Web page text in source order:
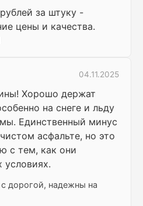
за штуку -
цены и качества.
04.11.2025
Хорошо держат
на снеге и льду
Единственный минус
асфальте, но это
с тем, как они
условиях.
дорогой, надежны на